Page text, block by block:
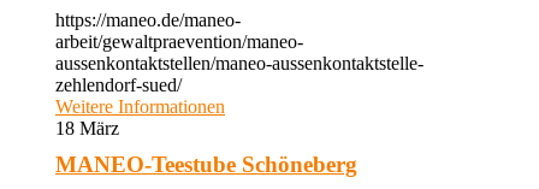
https://maneo.de/maneo-
arbeit/gewaltpraevention/maneo-
aussenkontaktstellen/maneo-aussenkontaktstelle-
zehlendorf-sued/
Weitere Informationen
18 März
MANEO-Teestube Schöneberg